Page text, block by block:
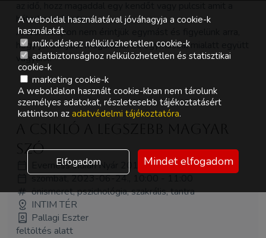
hátadra teríthetsz.
A workshopon nem érintjük egymást és figyelünk arra,
hogy jól bánjunk magunkkal és egymással mialatt együtt
vagyunk.
szó
Everness Indián Nyár 2018
szombat, 2023-06-24., 10:00 - 11:00
önismeret, pszichológia, szakrális, tantra
INTIM TÉR
Pallagi Eszter
feltöltés alatt
A weboldal használatával jóváhagyja a cookie-k
használatát.
működéshez nélkülözhetetlen cookie-k
adatbiztonsághoz nélkülözhetetlen és statisztikai
cookie-k
marketing cookie-k
A weboldalon használt cookie-kban nem tárolunk
személyes adatokat, részletesebb tájékoztatásért
kattintson az adatvédelmi tájékoztatóra.
Elfogadom Mindet elfogadom